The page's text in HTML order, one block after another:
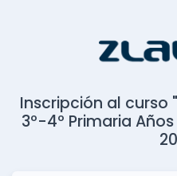
Inscripción al curso
3º-4º Primaria